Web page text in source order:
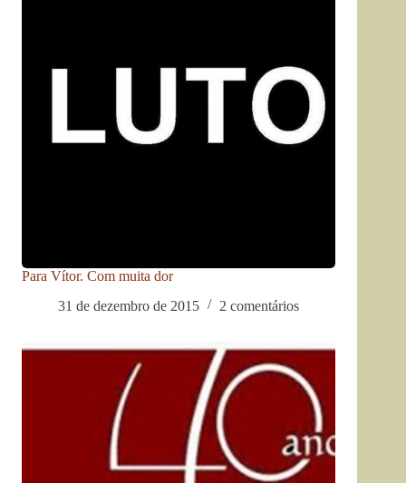
Para Vítor. Com muita dor
31 de dezembro de 2015
2 comentários